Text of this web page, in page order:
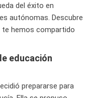
del éxito en
autónomas. Descubre
hemos compartido
educación
prepararse para